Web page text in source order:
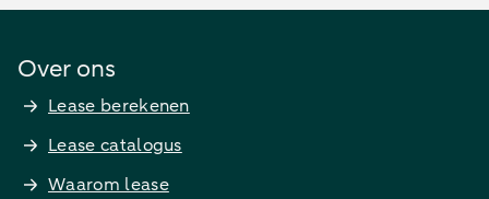
Over ons
Lease berekenen
Lease catalogus
Waarom lease